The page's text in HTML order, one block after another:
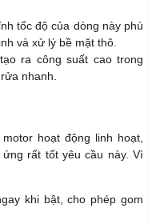
tốc độ của dòng này phù
và xử lý bề mặt thô.
ra công suất cao trong
nhanh.
hoạt động linh hoạt,
rất tốt yêu cầu này. Vì
khi bật, cho phép gom